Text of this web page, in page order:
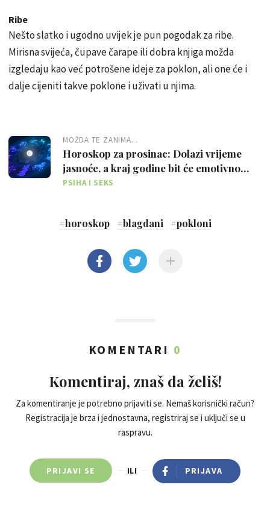
Ribe
Nešto slatko i ugodno uvijek je pun pogodak za ribe.
Mirisna svijeća, čupave čarape ili dobra knjiga možda
izgledaju kao već potrošene ideje za poklon, ali one će i
dalje cijeniti takve poklone i uživati u njima.
MOŽDA TE ZANIMA...
Horoskop za prosinac: Dolazi vrijeme
jasnoće, a kraj godine bit će emotivno
intenzivan
PSIHA I SEKS
#horoskop #blagdani #pokloni
KOMENTARI 0
Komentiraj, znaš da želiš!
Za komentiranje je potrebno prijaviti se. Nemaš korisnički račun?
Registracija je brza i jednostavna, registriraj se i uključi se u
raspravu.
PRIJAVI SE ILI PRIJAVA